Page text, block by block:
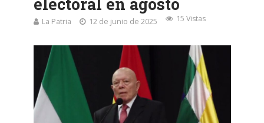
La Patria 12 de junio de 2025 15 Vistas